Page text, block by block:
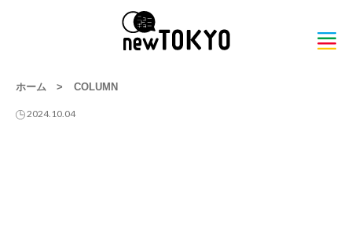
ホーム > COLUMN
2024.10.04